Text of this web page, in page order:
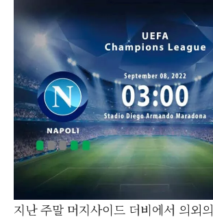
지난 주말 머지사이드 더비에서 의외